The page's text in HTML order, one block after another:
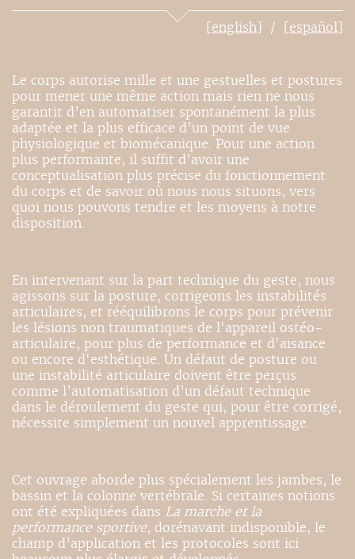
[english] [español]
Le corps autorise mille et une gestuelles et postures
pour mener une même action mais rien ne nous
garantit d’en automatiser spontanément la plus
adaptée et la plus efficace d’un point de vue
physiologique et biomécanique. Pour une action
plus performante, il suffit d’avoir une
conceptualisation plus précise du fonctionnement
du corps et de savoir où nous nous situons, vers
quoi nous pouvons tendre et les moyens à notre
disposition.
En intervenant sur la part technique du geste, nous
agissons sur la posture, corrigeons les instabilités
articulaires, et rééquilibrons le corps pour prévenir
les lésions non traumatiques de l'appareil ostéo-
articulaire, pour plus de performance et d'aisance
ou encore d'esthétique. Un défaut de posture ou
une instabilité articulaire doivent être perçus
comme l’automatisation d’un défaut technique
dans le déroulement du geste qui, pour être corrigé,
nécessite simplement un nouvel apprentissage.
Cet ouvrage aborde plus spécialement les jambes, le
bassin et la colonne vertébrale. Si certaines notions
ont été expliquées dans La marche et la
performance sportive, dorénavant indisponible, le
champ d’application et les protocoles sont ici